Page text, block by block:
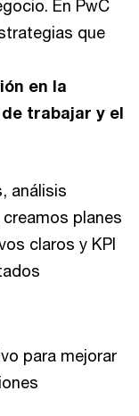
En PwC
que
en la
trabajar y el
análisis
planes
claros y KPI
para mejorar